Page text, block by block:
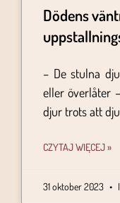
Dödens
– De stulna
eller överlåter
djur trots att
CZYTAJ WIĘCEJ »
31 oktober 2023